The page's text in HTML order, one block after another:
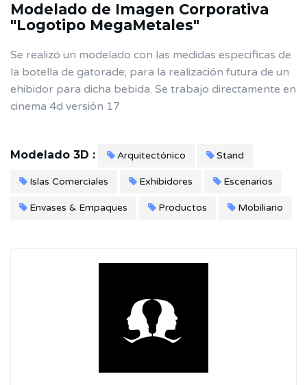
Modelado de Imagen Corporativa
"Logotipo MegaMetales"
Se realizó un modelado con las medidas especificas de
la botella de gatorade; para la realización futura de un
ehibidor para dicha bebida. Se trabajo directamente en
cinema 4d versión 17
Modelado 3D : Arquitectónico Stand
Islas Comerciales Exhibidores Escenarios
Envases & Empaques Productos Mobiliario